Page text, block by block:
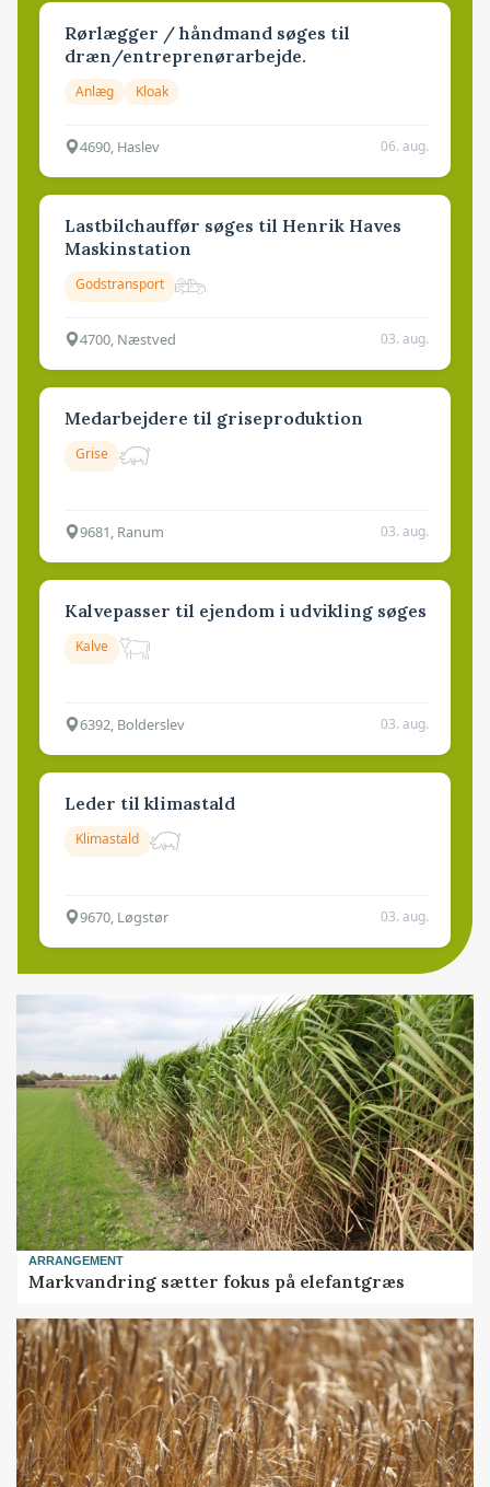
Rørlægger / håndmand søges til
dræn/entreprenørarbejde.
Anlæg Kloak
4690, Haslev 06. aug.
Lastbilchauffør søges til Henrik Haves
Maskinstation
Godstransport
4700, Næstved 03. aug.
Medarbejdere til griseproduktion
Grise
9681, Ranum 03. aug.
Kalvepasser til ejendom i udvikling søges
Kalve
6392, Bolderslev 03. aug.
Leder til klimastald
Klimastald
9670, Løgstør 03. aug.
ARRANGEMENT
Markvandring sætter fokus på elefantgræs